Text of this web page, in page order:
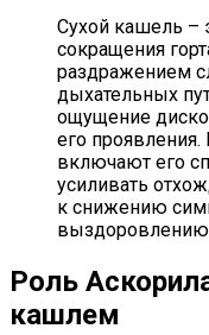
Сухой кашель –
сокращения
раздражением
дыхательных
ощущение
его
включают его
усиливать
к снижению
Роль
кашлем